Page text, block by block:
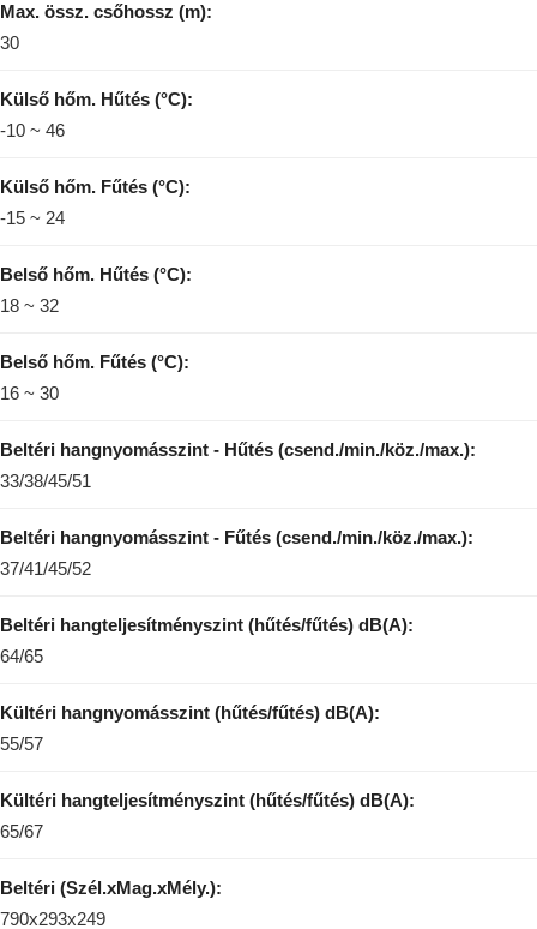
Max. össz. csőhossz (m):
30
Külső hőm. Hűtés (°C):
-10 ~ 46
Külső hőm. Fűtés (°C):
-15 ~ 24
Belső hőm. Hűtés (°C):
18 ~ 32
Belső hőm. Fűtés (°C):
16 ~ 30
Beltéri hangnyomásszint - Hűtés (csend./min./köz./max.):
33/38/45/51
Beltéri hangnyomásszint - Fűtés (csend./min./köz./max.):
37/41/45/52
Beltéri hangteljesítményszint (hűtés/fűtés) dB(A):
64/65
Kültéri hangnyomásszint (hűtés/fűtés) dB(A):
55/57
Kültéri hangteljesítményszint (hűtés/fűtés) dB(A):
65/67
Beltéri (Szél.xMag.xMély.):
790x293x249